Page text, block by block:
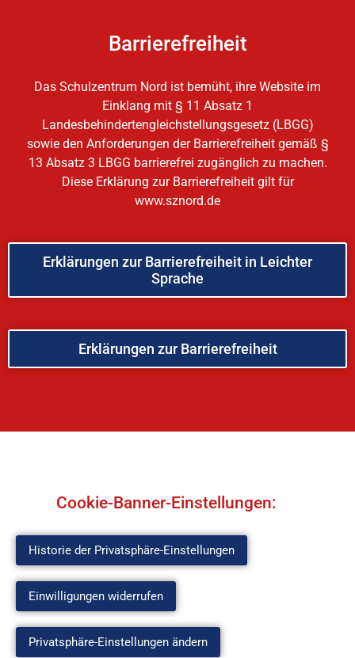
Barrierefreiheit
Das Schulzentrum Nord ist bemüht, ihre Website im
Einklang mit § 11 Absatz 1
Landesbehindertengleichstellungsgesetz (LBGG)
sowie den Anforderungen der Barrierefreiheit gemäß §
13 Absatz 3 LBGG barrierefrei zugänglich zu machen.
Diese Erklärung zur Barrierefreiheit gilt für
www.sznord.de
Erklärungen zur Barrierefreiheit in Leichter
Sprache
Erklärungen zur Barrierefreiheit
Cookie-Banner-Einstellungen:
Historie der Privatsphäre-Einstellungen
Einwilligungen widerrufen
Privatsphäre-Einstellungen ändern